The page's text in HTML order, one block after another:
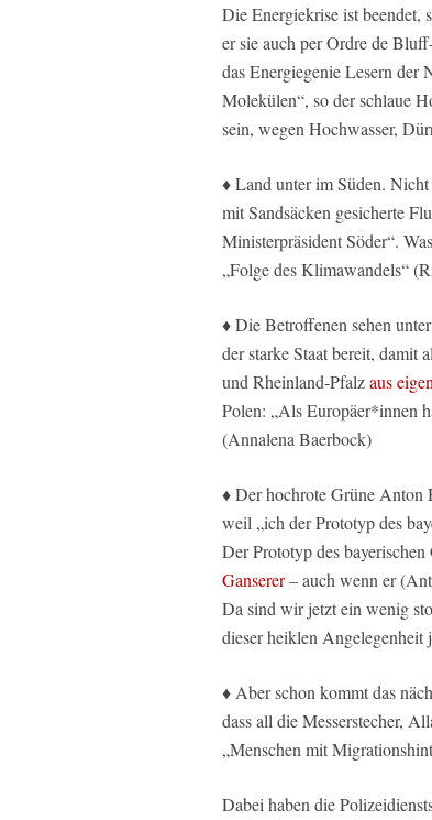
Die Energiekrise ist beendet,
er sie auch per Ordre de
das Energiegenie Lesern der
Molekülen“, so der schlaue
sein, wegen Hochwasser,
♦ Land unter im Süden.
mit Sandsäcken gesicherte
Ministerpräsident Söder“.
„Folge des Klimawandels“
♦ Die Betroffenen sehen
der starke Staat bereit,
und Rheinland-Pfalzaus
Polen: „Als Europäer*innen
(Annalena Baerbock)
♦ Der hochrote Grüne Anton
weil „ich der Prototyp des
Der Prototyp des
Ganserer– auch wenn er
Da sind wir jetzt ein wenig
dieser heiklen Angelegenheit
♦ Aber schon kommt das
dass all die Messerstecher,
„Menschen mit
Dabei haben die